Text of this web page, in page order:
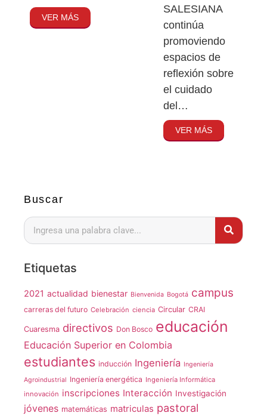
Buscar
Etiquetas
2021 actualidad bienestar Bienvenida Bogotá campus
carreras del futuro Celebración ciencia Circular CRAI
Cuaresma directivos Don Bosco educación
Educación Superior en Colombia
estudiantes inducción Ingeniería Ingeniería
Agroindustrial Ingeniería energética Ingeniería Informática
innovación inscripciones Interacción Investigación
jóvenes matemáticas matriculas pastoral
VER MÁS
SALESIANA
continúa
promoviendo
espacios de
reflexión sobre
el cuidado
del…
VER MÁS